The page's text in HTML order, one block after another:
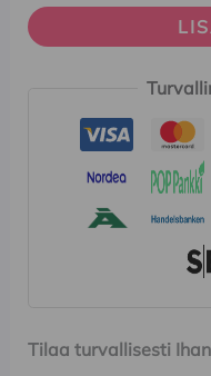
Tilaa turvallisesti